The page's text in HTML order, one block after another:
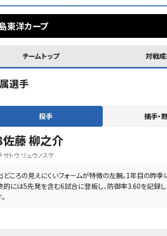
東洋カープ
チームトップ 対戦
選手
投手 捕手・
佐藤 柳之介
サトウ リュウノスケ
どころの見えにくいフォームが特徴の左腕。1年目の昨
的には5先発を含む6試合に登板し、防御率3.60を記録